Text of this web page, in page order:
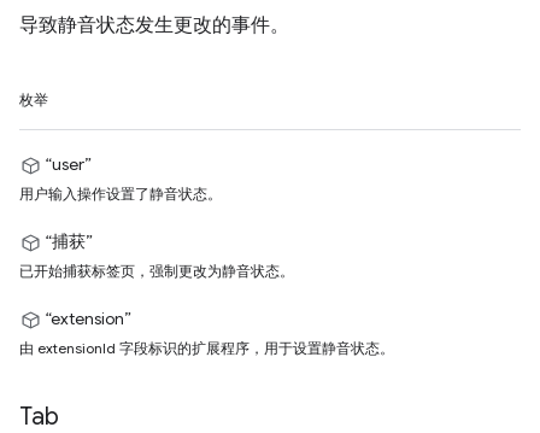
导致静音状态发生更改的事件。
枚举
“user”
用户输入操作设置了静音状态。
“捕获”
已开始捕获标签页，强制更改为静音状态。
“extension”
由 extensionId 字段标识的扩展程序，用于设置静音状态。
Tab